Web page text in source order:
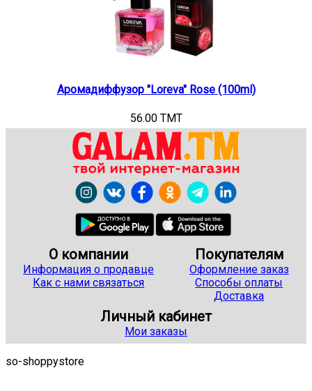
Аромадиффузор "Loreva" Rose (100ml)
56.00 TMT
О компании
Информация о продавце
Как с нами связаться
Покупателям
Оформление заказ
Способы оплаты
Доставка
Личный кабинет
Мои заказы
so-shoppystore